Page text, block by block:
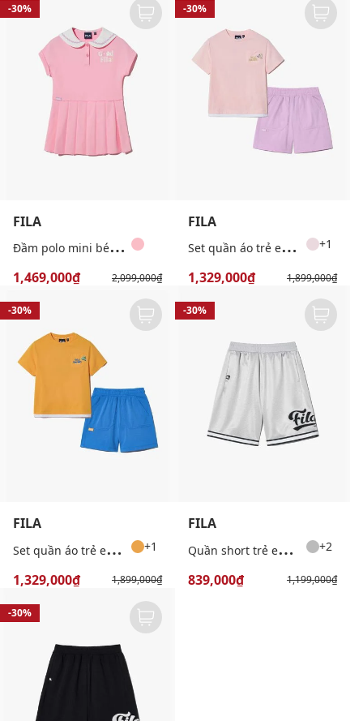
-30%
FILA
Đ
ầm polo mini bé gái Daisy
1,469,000₫ 2,099,000₫
-30%
FILA
S
et quần áo trẻ em Travel Club +1
1,329,000₫ 1,899,000₫
-30%
FILA
S
et quần áo trẻ em Travel Club +1
1,329,000₫ 1,899,000₫
-30%
FILA
Q
uần short trẻ em ống rộng Player Mesh +2
839,000₫ 1,199,000₫
-30%